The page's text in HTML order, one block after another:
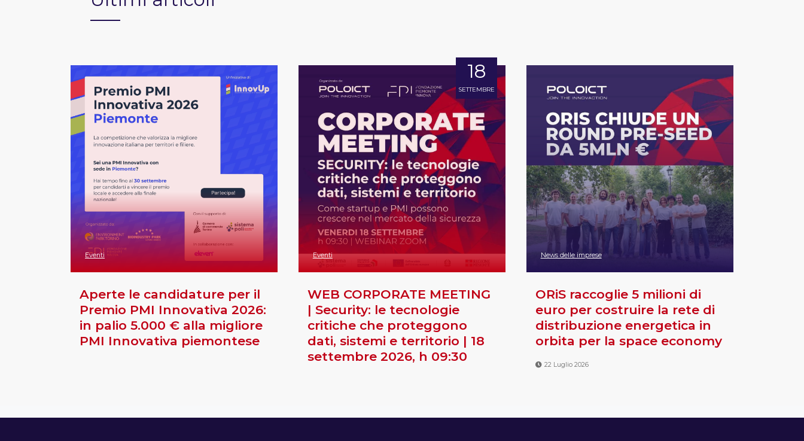
Eventi
Aperte le candidature per il
Premio PMI Innovativa 2026:
in palio 5.000 € alla migliore
PMI Innovativa piemontese
18
SETTEMBRE
Eventi
WEB CORPORATE MEETING
| Security: le tecnologie
critiche che proteggono
dati, sistemi e territorio | 18
settembre 2026, h 09:30
News delle imprese
ORiS raccoglie 5 milioni di
euro per costruire la rete di
distribuzione energetica in
orbita per la space economy
22 Luglio 2026